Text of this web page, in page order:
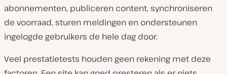
abonnementen, publiceren content, synchroniseren
de voorraad, sturen meldingen en ondersteunen
ingelogde gebruikers de hele dag door.
Veel prestatietests houden geen rekening met deze